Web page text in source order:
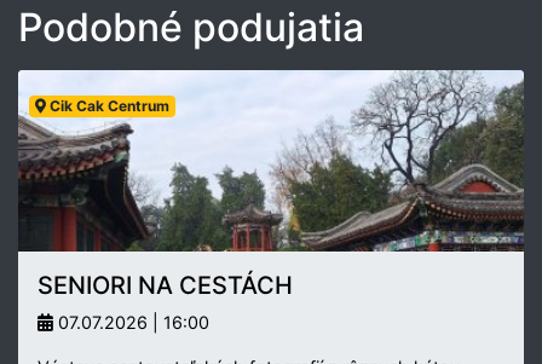
Podobné podujatia
Cik Cak Centrum
SENIORI NA CESTÁCH
07.07.2026 | 16:00